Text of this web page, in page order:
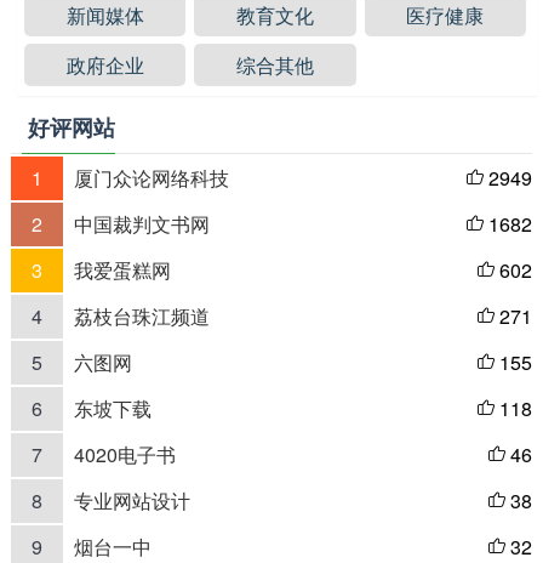
新闻媒体
教育文化
医疗健康
政府企业
综合其他
好评网站
1 厦门众论网络科技  2949
2
中国裁判文书网  1682
3
我爱蛋糕网  602
4
荔枝台珠江频道  271
5
六图网  155
6
东坡下载  118
7
4020电子书  46
8
专业网站设计  38
9
烟台一中  32